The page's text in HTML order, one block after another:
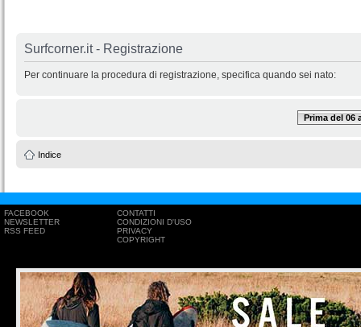
Surfcorner.it - Registrazione
Per continuare la procedura di registrazione, specifica quando sei nato:
Prima del 06
Indice
FACEBOOK
NEWSLETTER
RSS FEED
CONTATTI
CONDIZIONI D'USO
PRIVACY
COPYRIGHT